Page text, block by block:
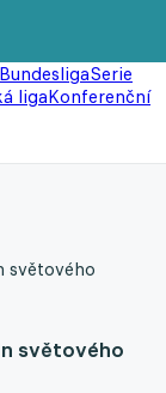
BundesligaSerie
ligaKonferenční
světového
světového